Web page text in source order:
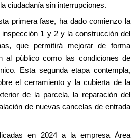
ciudadanía sin interrupciones.
primera fase, ha dado comienzo la
1 y 2 y la construcción del
que permitirá mejorar de forma
al público como las condiciones de
Esta segunda etapa contempla,
el cerramiento y la cubierta de la
de la parcela, la reparación del
de nuevas cancelas de entrada
en 2024 a la empresa Área